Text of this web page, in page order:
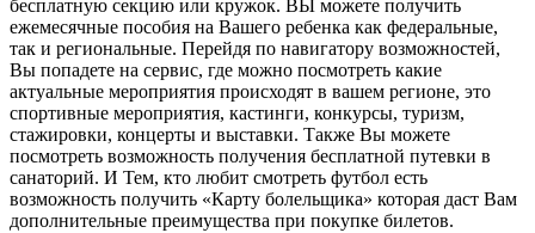
бесплатную секцию или кружок. ВЫ можете получить
ежемесячные пособия на Вашего ребенка как федеральные,
так и региональные. Перейдя по навигатору возможностей,
Вы попадете на сервис, где можно посмотреть какие
актуальные мероприятия происходят в вашем регионе, это
спортивные мероприятия, кастинги, конкурсы, туризм,
стажировки, концерты и выставки. Также Вы можете
посмотреть возможность получения бесплатной путевки в
санаторий. И Тем, кто любит смотреть футбол есть
возможность получить «Карту болельщика» которая даст Вам
дополнительные преимущества при покупке билетов.